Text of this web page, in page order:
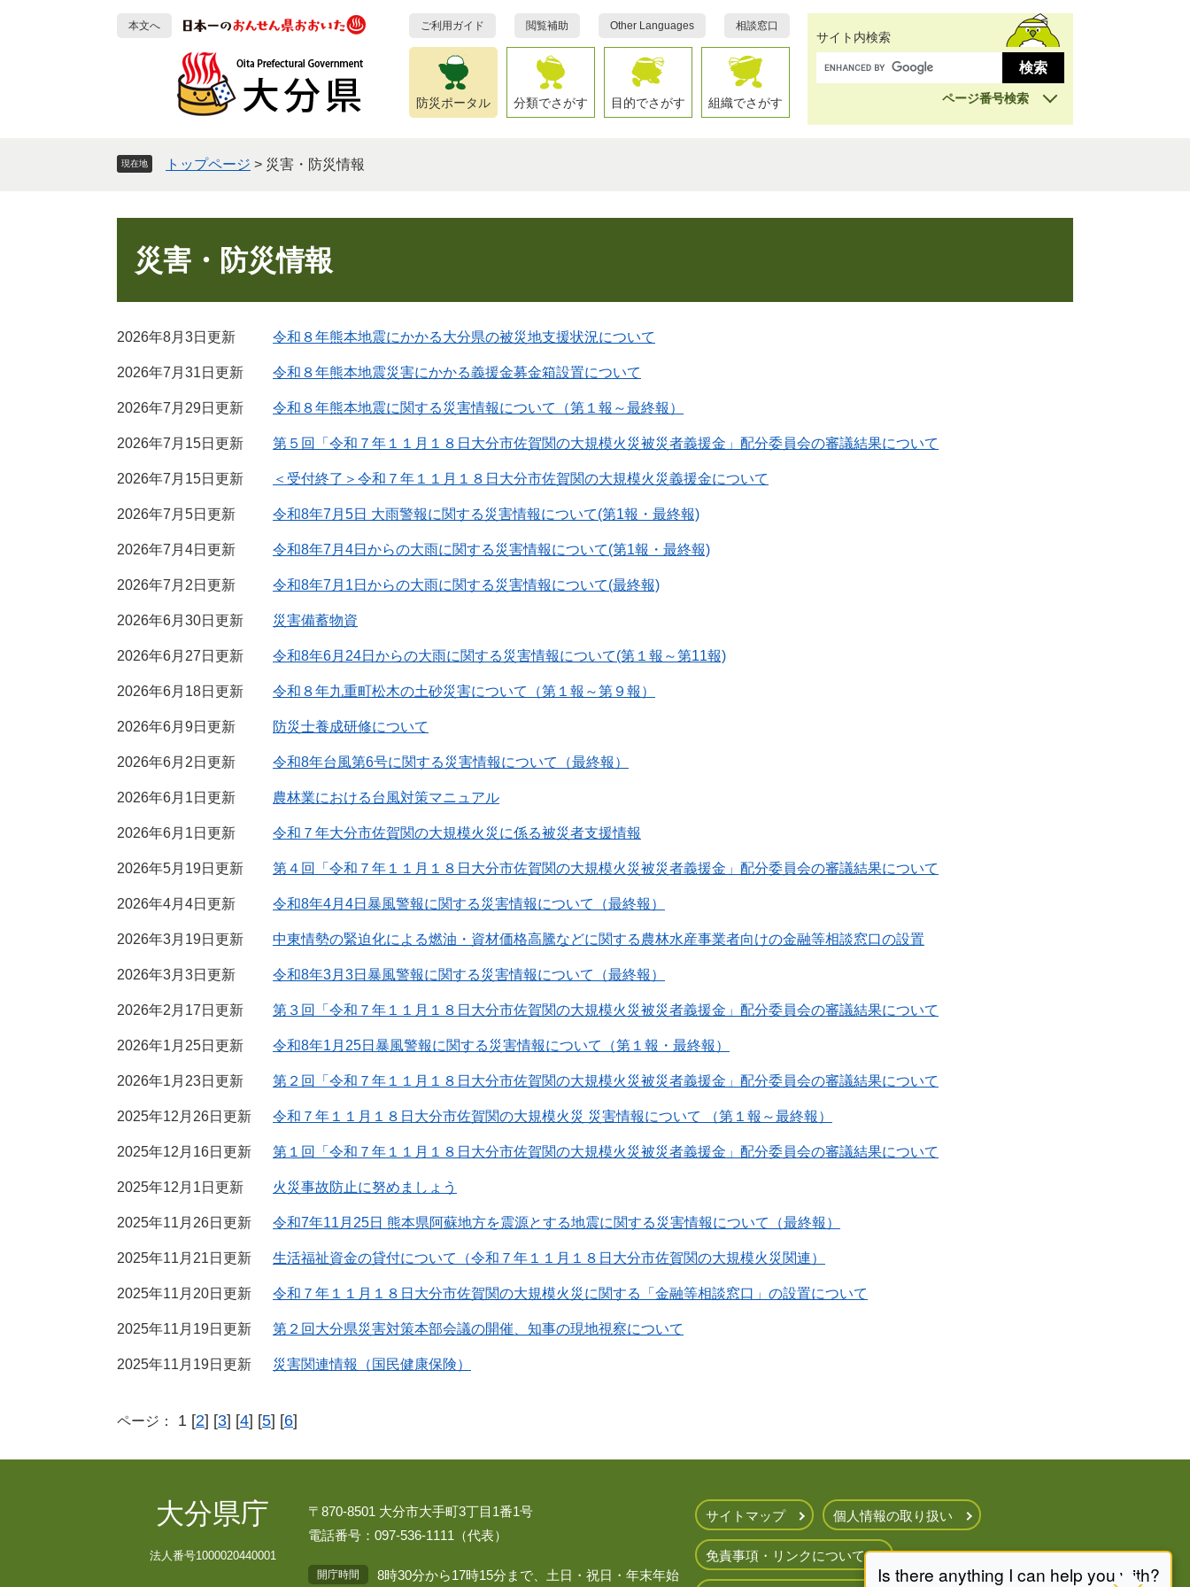
本文へ ご利用ガイド 閲覧補助 Other Languages 相談窓口
防災ポータル 分類でさがす 目的でさがす 組織でさがす
サイト内検索
ページ番号検索
現在地 トップページ > 災害・防災情報
災害・防災情報
2026年8月3日更新 令和８年熊本地震にかかる大分県の被災地支援状況について
2026年7月31日更新 令和８年熊本地震災害にかかる義援金募金箱設置について
2026年7月29日更新 令和８年熊本地震に関する災害情報について（第１報～最終報）
2026年7月15日更新 第５回「令和７年１１月１８日大分市佐賀関の大規模火災被災者義援金」配分委員会の審議結果について
2026年7月15日更新 ＜受付終了＞令和７年１１月１８日大分市佐賀関の大規模火災義援金について
2026年7月5日更新 令和8年7月5日 大雨警報に関する災害情報について(第1報・最終報)
2026年7月4日更新 令和8年7月4日からの大雨に関する災害情報について(第1報・最終報)
2026年7月2日更新 令和8年7月1日からの大雨に関する災害情報について(最終報)
2026年6月30日更新 災害備蓄物資
2026年6月27日更新 令和8年6月24日からの大雨に関する災害情報について(第１報～第11報)
2026年6月18日更新 令和８年九重町松木の土砂災害について（第１報～第９報）
2026年6月9日更新 防災士養成研修について
2026年6月2日更新 令和8年台風第6号に関する災害情報について（最終報）
2026年6月1日更新 農林業における台風対策マニュアル
2026年6月1日更新 令和７年大分市佐賀関の大規模火災に係る被災者支援情報
2026年5月19日更新 第４回「令和７年１１月１８日大分市佐賀関の大規模火災被災者義援金」配分委員会の審議結果について
2026年4月4日更新 令和8年4月4日暴風警報に関する災害情報について（最終報）
2026年3月19日更新 中東情勢の緊迫化による燃油・資材価格高騰などに関する農林水産事業者向けの金融等相談窓口の設置
2026年3月3日更新 令和8年3月3日暴風警報に関する災害情報について（最終報）
2026年2月17日更新 第３回「令和７年１１月１８日大分市佐賀関の大規模火災被災者義援金」配分委員会の審議結果について
2026年1月25日更新 令和8年1月25日暴風警報に関する災害情報について（第１報・最終報）
2026年1月23日更新 第２回「令和７年１１月１８日大分市佐賀関の大規模火災被災者義援金」配分委員会の審議結果について
2025年12月26日更新 令和７年１１月１８日大分市佐賀関の大規模火災 災害情報について （第１報～最終報）
2025年12月16日更新 第１回「令和７年１１月１８日大分市佐賀関の大規模火災被災者義援金」配分委員会の審議結果について
2025年12月1日更新 火災事故防止に努めましょう
2025年11月26日更新 令和7年11月25日 熊本県阿蘇地方を震源とする地震に関する災害情報について（最終報）
2025年11月21日更新 生活福祉資金の貸付について（令和７年１１月１８日大分市佐賀関の大規模火災関連）
2025年11月20日更新 令和７年１１月１８日大分市佐賀関の大規模火災に関する「金融等相談窓口」の設置について
2025年11月19日更新 第２回大分県災害対策本部会議の開催、知事の現地視察について
2025年11月19日更新 災害関連情報（国民健康保険）
ページ： 1 [2] [3] [4] [5] [6]
大分県庁
法人番号1000020440001
〒870-8501 大分市大手町3丁目1番1号
電話番号：097-536-1111（代表）
開庁時間 8時30分から17時15分まで、土日・祝日・年末年始
サイトマップ 個人情報の取り扱い
免責事項・リンクについて